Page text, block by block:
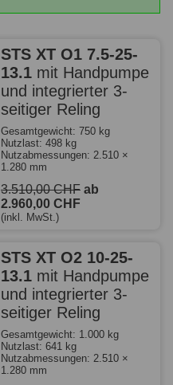
STS XT O1 7.5-25-
13.1 mit Handpumpe
und integrierter 3-
seitiger Reling
Gesamtgewicht: 750 kg
Nutzlast: 498 kg
Nutzabmessungen: 2.510 ×
1.280 mm
3.510,00 CHF ab
2.960,00 CHF
(inkl. MwSt.)
STS XT O2 10-25-
13.1 mit Handpumpe
und integrierter 3-
seitiger Reling
Gesamtgewicht: 1.000 kg
Nutzlast: 641 kg
Nutzabmessungen: 2.510 ×
1.280 mm